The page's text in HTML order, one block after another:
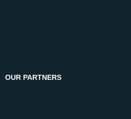
OUR PARTNERS